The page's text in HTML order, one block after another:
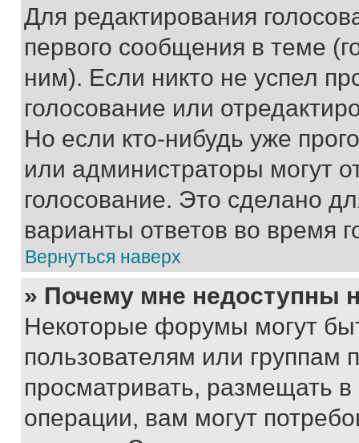
Для редактирования
первого сообщения в теме
ним). Если никто не успел
голосование или
Но если кто-нибудь уже
или администраторы могут
голосование. Это сделано
варианты ответов во время
Вернуться наверх
» Почему мне недоступны
Некоторые форумы могут
пользователям или группам
просматривать, размещать
операции, вам могут